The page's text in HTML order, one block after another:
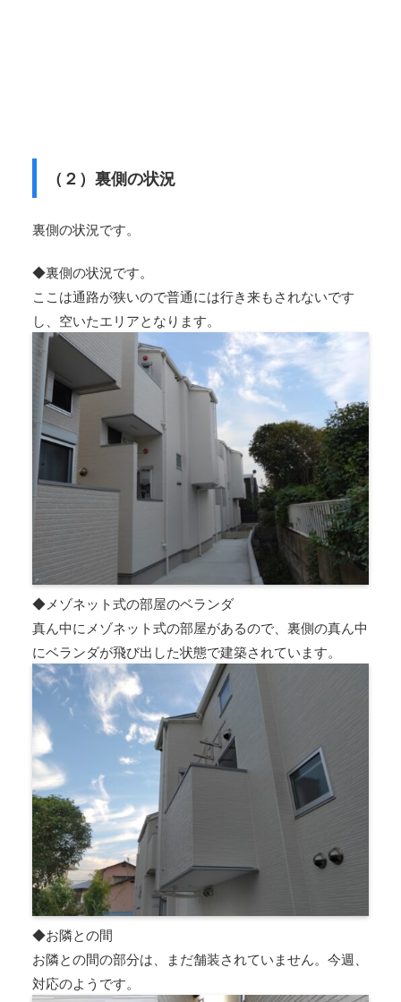
（２）裏側の状況
裏側の状況です。
◆裏側の状況です。
ここは通路が狭いので普通には行き来もされないです
し、空いたエリアとなります。
◆メゾネット式の部屋のベランダ
真ん中にメゾネット式の部屋があるので、裏側の真ん中
にベランダが飛び出した状態で建築されています。
◆お隣との間
お隣との間の部分は、まだ舗装されていません。今週、
対応のようです。